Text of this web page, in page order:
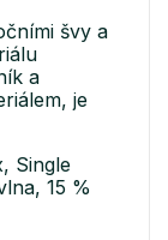
švy a
a
je
Single
15 %